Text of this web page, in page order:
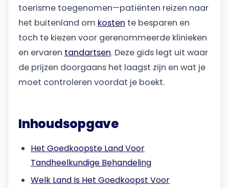
toerisme toegenomen—patiënten reizen naar
het buitenland om kosten te besparen en
toch te kiezen voor gerenommeerde klinieken
en ervaren tandartsen. Deze gids legt uit waar
de prijzen doorgaans het laagst zijn en wat je
moet controleren voordat je boekt.
Inhoudsopgave
Het Goedkoopste Land Voor
Tandheelkundige Behandeling
Welk Land Is Het Goedkoopst Voor